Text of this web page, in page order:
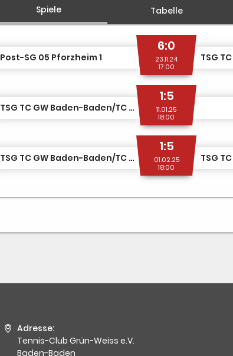
Spiele Tabelle
Post-SG 05 Pforzheim 1
6:0
23.11.24
17:00
TSG TC GW Baden-Baden/TC BW Baden-Baden 1
1:5
11.01.25
18:00
TSG TC GW Baden-Baden/TC BW Baden-Baden 1
1:5
01.02.25
18:00
Adresse:
Tennis-Club Grün-Weiss e.V.
Baden-Baden